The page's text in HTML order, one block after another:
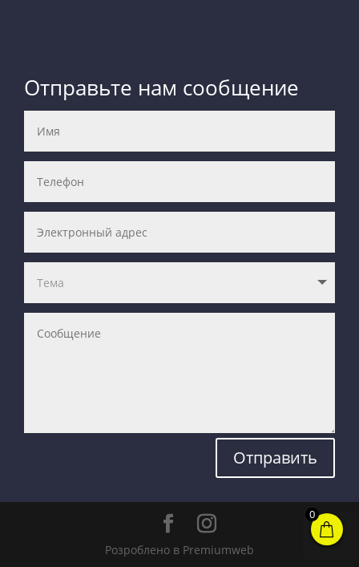
Отправьте нам сообщение
Отправить
Розроблено в Premiumweb
0